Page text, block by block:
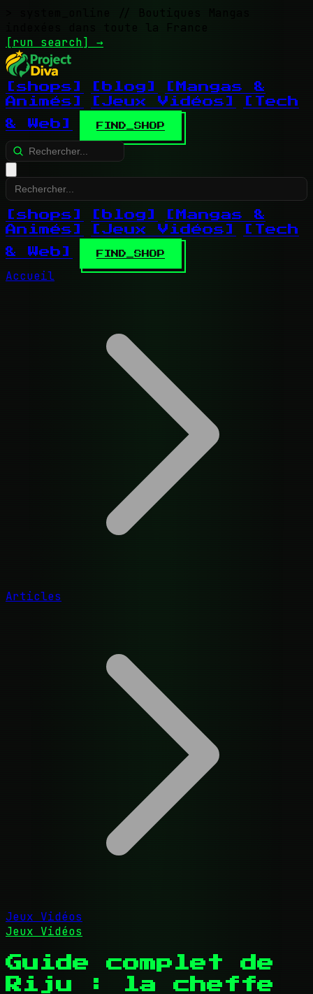
// Boutiques Mangas
indexées dans toute la France
[run search] →
[shops] [blog]
[Mangas &
Animés]
[Jeux Vidéos]
[Tech
& Web]
FIND_SHOP
[shops] [blog]
[Mangas &
Animés]
[Jeux Vidéos]
[Tech
& Web]
FIND_SHOP
Accueil
Articles
Jeux Vidéos
Jeux Vidéos
Guide complet de
Riju : la cheffe